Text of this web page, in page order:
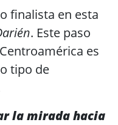
finalista en esta
. Este paso
es
tipo de
la mirada hacia